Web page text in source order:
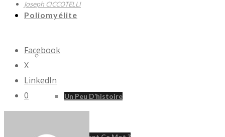
Poliomyélite
Poliomyélite
Un Peu D’histoire
Joseph CICCOTELLI
Facebook
X
LinkedIn
0